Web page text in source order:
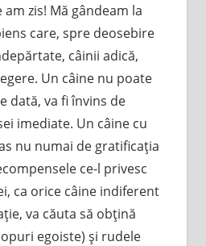
am zis! Mă gândeam la
care, spre deosebire
câinii adică,
Un câine nu poate
dată, va fi învins de
imediate. Un câine cu
nu numai de gratificaţia
ce-l privesc
ca orice câine indiferent
va căuta să obţină
egoiste) şi rudele